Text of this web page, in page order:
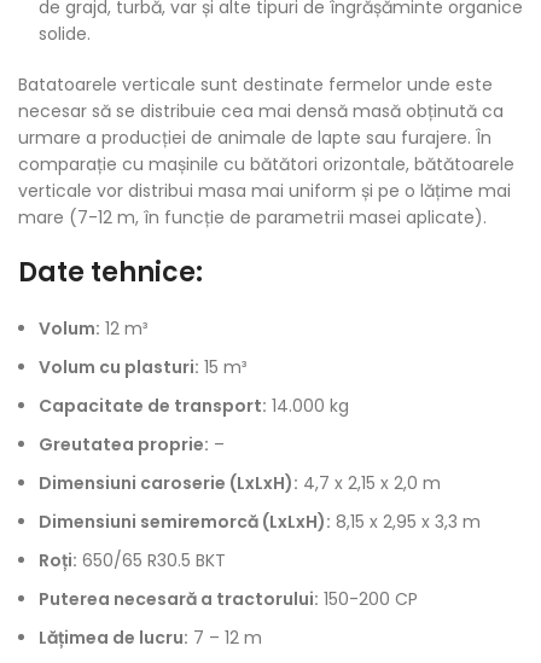
de grajd, turbă, var și alte tipuri de îngrășăminte organice
solide.
Batatoarele verticale sunt destinate fermelor unde este
necesar să se distribuie cea mai densă masă obținută ca
urmare a producției de animale de lapte sau furajere. În
comparație cu mașinile cu bătători orizontale, bătătoarele
verticale vor distribui masa mai uniform și pe o lățime mai
mare (7-12 m, în funcție de parametrii masei aplicate).
Date tehnice:
Volum: 12 m³
Volum cu plasturi: 15 m³
Capacitate de transport: 14.000 kg
Greutatea proprie: –
Dimensiuni caroserie (LxLxH): 4,7 x 2,15 x 2,0 m
Dimensiuni semiremorcă (LxLxH): 8,15 x 2,95 x 3,3 m
Roți: 650/65 R30.5 BKT
Puterea necesară a tractorului: 150-200 CP
Lățimea de lucru: 7 – 12 m